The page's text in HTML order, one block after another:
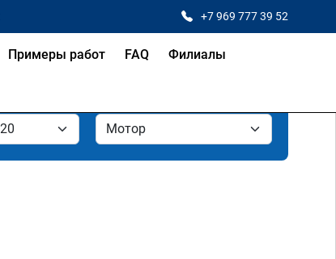
+7 969 777 39 52
Примеры работ FAQ Филиалы